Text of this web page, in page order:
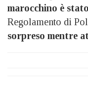
marocchino è
Regolamento di
sorpreso mentre